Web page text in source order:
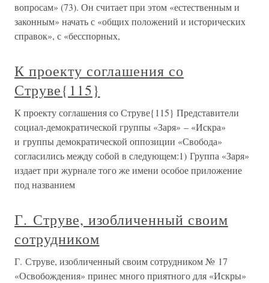
вопросам» (73). Он считает при этом «естественным и
законным» начать с «общих положений и исторических
справок», с «бесспорных,
К проекту соглашения со
Струве{115}
К проекту соглашения со Струве{115} Представители
социал-демократической группы «Заря» – «Искра»
и группы демократической оппозиции «Свобода»
согласились между собой в следующем:1) Группа «Заря»
издает при журнале того же имени особое приложение
под названием
Г. Струве, изобличенный своим
сотрудником
Г. Струве, изобличенный своим сотрудником № 17
«Освобождения» принес много приятного для «Искры»